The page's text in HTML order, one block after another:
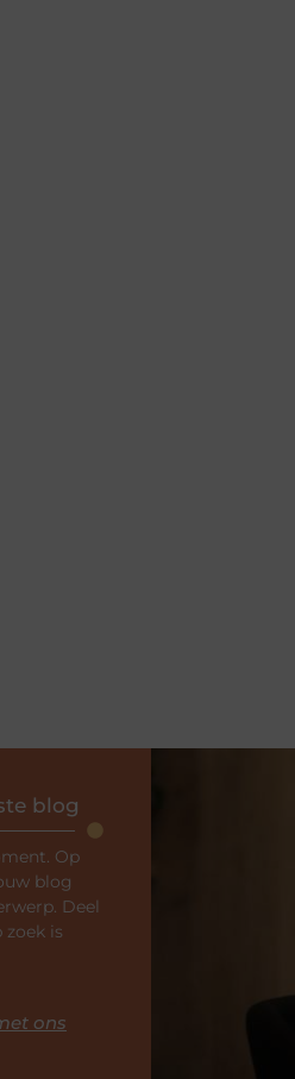
blog
Op
blog
Deel
is
ons